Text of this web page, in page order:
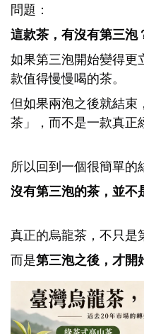
問題：
這款茶，有沒有第三泡
如果第三泡開始變得更
款值得慢慢喝的茶。
但如果兩泡之後就結束
茶」，而不是一款真正
所以回到一個很簡單的
沒有第三泡的茶，並不
真正的烏龍茶，不只是
而是第三泡之後，才開